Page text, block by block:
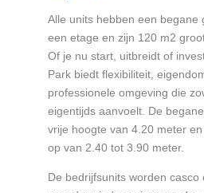
Alle units hebben een begane
een etage en zijn 120 m2
Of je nu start, uitbreidt of
Park biedt flexibiliteit,
professionele omgeving die
eigentijds aanvoelt. De
vrije hoogte van 4.20 meter
op van 2.40 tot 3.90 meter.
De bedrijfsunits worden casco